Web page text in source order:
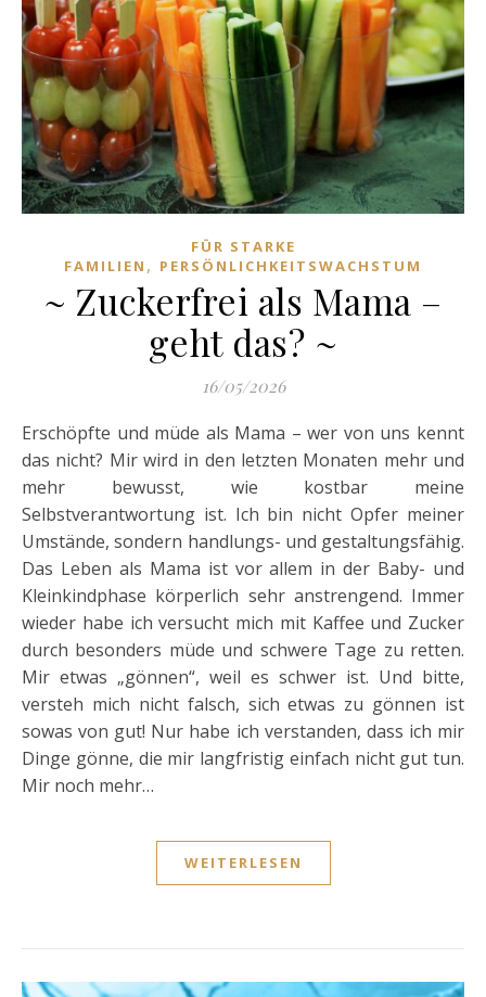
FÜR STARKE
FAMILIEN , PERSÖNLICHKEITSWACHSTUM
~ Zuckerfrei als Mama –
geht das? ~
16/05/2026
Erschöpfte und müde als Mama – wer von uns kennt
das nicht? Mir wird in den letzten Monaten mehr und
mehr bewusst, wie kostbar meine
Selbstverantwortung ist. Ich bin nicht Opfer meiner
Umstände, sondern handlungs- und gestaltungsfähig.
Das Leben als Mama ist vor allem in der Baby- und
Kleinkindphase körperlich sehr anstrengend. Immer
wieder habe ich versucht mich mit Kaffee und Zucker
durch besonders müde und schwere Tage zu retten.
Mir etwas „gönnen“, weil es schwer ist. Und bitte,
versteh mich nicht falsch, sich etwas zu gönnen ist
sowas von gut! Nur habe ich verstanden, dass ich mir
Dinge gönne, die mir langfristig einfach nicht gut tun.
Mir noch mehr…
WEITERLESEN